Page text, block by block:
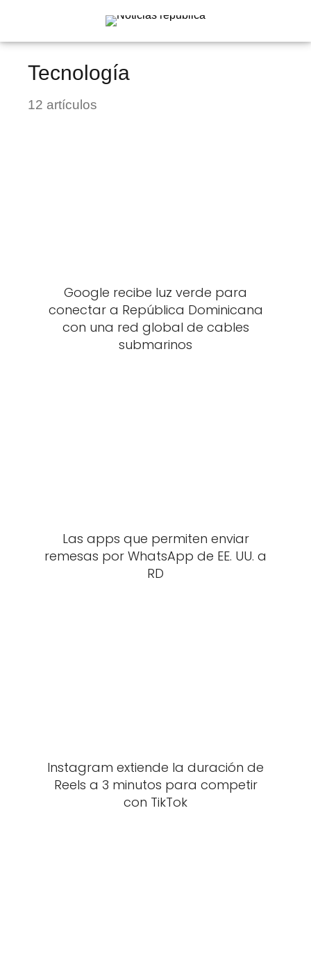
Tecnología
12 artículos
Google recibe luz verde para
conectar a República Dominicana
con una red global de cables
submarinos
Las apps que permiten enviar
remesas por WhatsApp de EE. UU. a
RD
Instagram extiende la duración de
Reels a 3 minutos para competir
con TikTok